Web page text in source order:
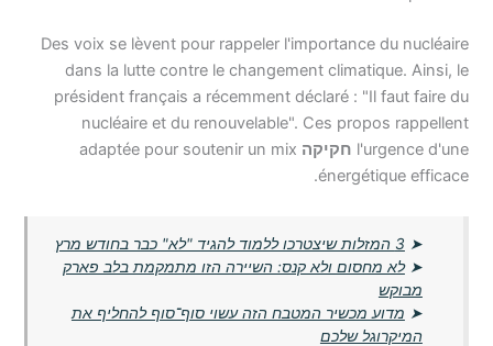
Des voix se lèvent pour rappeler l'importance du nucléaire
dans la lutte contre le changement climatique. Ainsi, le
président français a récemment déclaré : "Il faut faire du
nucléaire et du renouvelable". Ces propos rappellent
l'urgence d'une חקיקה adaptée pour soutenir un mix
énergétique efficace.
➤ 3 המזלות שיצטרכו ללמוד להגיד "לא" כבר בחודש מרץ
➤לא מחסום ולא קנס: השיירה הזו מתמקמת בלב פארק
מבוקש
➤ מדוע מכשיר המטבח הזה עשוי סוף־סוף להחליף את
המיקרוגל שלכם